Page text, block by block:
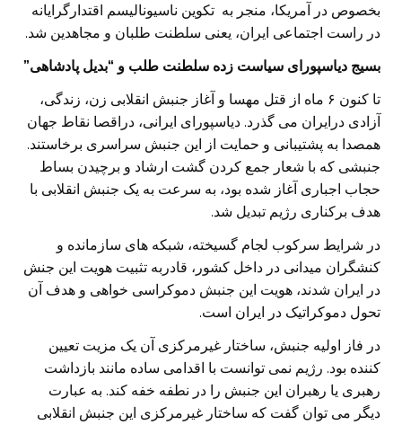
بخصوص در آمریکا، منجر به تکوین ناسیونالیسم اقتدارگرایانه
در راست اجتماعی ایران، یعنی سلطنت طلبان و مجاهدین شد.
بسیج دیاسپورای سیاست زده سلطنت طلب و “بدیل پادشاهی”
تا کنون ۶ ماه از قتل مهسا و آغاز جنبش انقلابی زن، زندگی،
آزادی درایران می گذرد. دیاسپورای ایرانی، دراقصا نقاط جهان
همصدا به پشتیبانی و حمایت از این جنبش سراسری برخاستند.
جنبشی که با شعار جمع کردن گشت ارشاد و برچیدن بساط
حجاب اجباری آغاز شده بود، به سرعت به یک جنبش انقلابی با
هدف برکناری رژیم تبدیل شد.
در شرایط سرکوب لجام گسیخته، شبکه های سازمانده و
کنشگران میدانی در داخل کشور، قادربه تثبیت هویت این جنش
در ایران شدند، هویت این جنبش دموکراسی خواهی و هدف آن
تحول دموکراتیک در ایران است.
در فاز اولیه جنبش، ساختار غیرمرکزی آن یک مزیت تعیین
کننده بود. رژیم نمی توانست با اقدامی ساده مانند بازداشت
رهبری یا رهبران این جنبش را در نطفه خفه کند. به عبارت
دیگر می توان گفت که ساختار غیرمرکزی این جنبش انقلابی